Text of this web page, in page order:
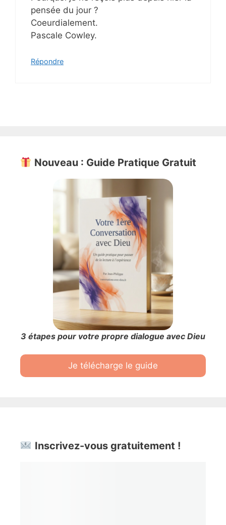
pensée du jour ?
Coeurdialement.
Pascale Cowley.
Répondre
Nouveau : Guide Pratique Gratuit
3 étapes pour votre propre dialogue avec Dieu
Je télécharge le guide
Inscrivez-vous gratuitement !